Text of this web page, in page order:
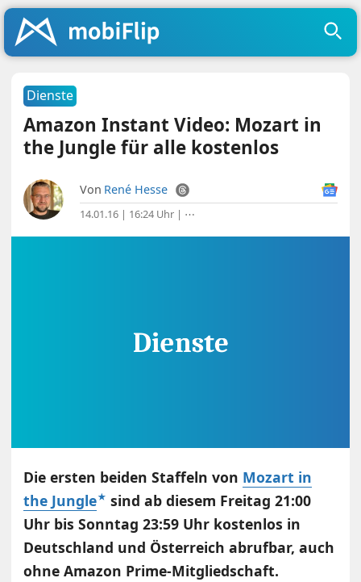
Dienste
Amazon Instant Video: Mozart in
the Jungle für alle kostenlos
Von René Hesse
14.01.16 | 16:24 Uhr | ⋯
Die ersten beiden Staffeln von Mozart in
the Jungle
sind ab diesem Freitag 21:00
Uhr bis Sonntag 23:59 Uhr kostenlos in
Deutschland und Österreich abrufbar, auch
ohne Amazon Prime-Mitgliedschaft.